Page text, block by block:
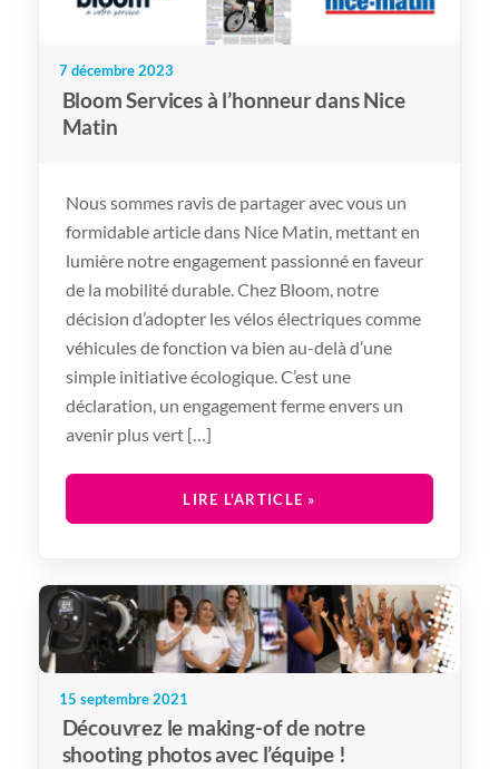
7 décembre 2023
Bloom Services à l’honneur dans Nice
Matin
Nous sommes ravis de partager avec vous un
formidable article dans Nice Matin, mettant en
lumière notre engagement passionné en faveur
de la mobilité durable. Chez Bloom, notre
décision d’adopter les vélos électriques comme
véhicules de fonction va bien au-delà d’une
simple initiative écologique. C’est une
déclaration, un engagement ferme envers un
avenir plus vert […]
LIRE L'ARTICLE »
15 septembre 2021
Découvrez le making-of de notre
shooting photos avec l’équipe !